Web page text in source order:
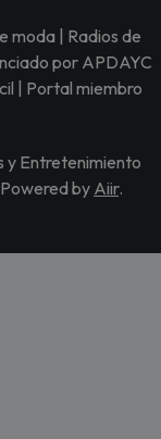
moda | Radios de
por APDAYC
| Portal miembro
y Entretenimiento
by Aiir.